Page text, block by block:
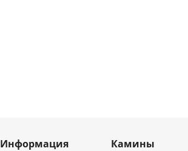
Информация Камины